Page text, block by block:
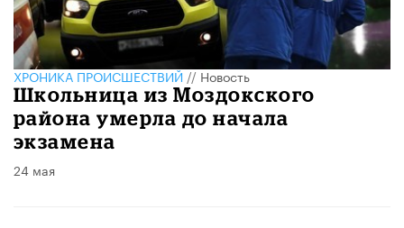
ХРОНИКА ПРОИСШЕСТВИЙ//Новость
Школьница из Моздокского
района умерла до начала
экзамена
24 мая